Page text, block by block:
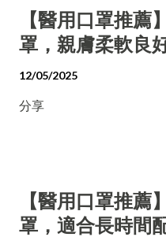
【醫用口罩推薦
罩，親膚柔軟良
12/05/2025
分享
【醫用口罩推薦
罩，適合長時間